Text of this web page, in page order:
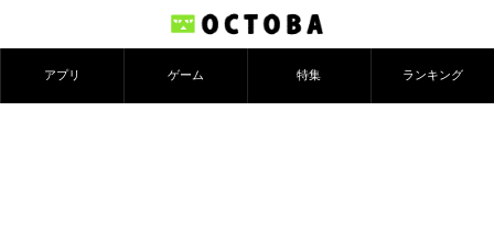
アプリ ゲーム 特集 ランキング